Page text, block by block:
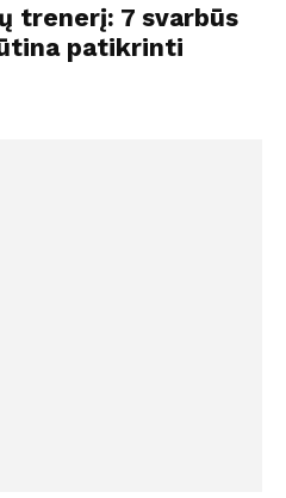
trenerį: 7 svarbūs
patikrinti